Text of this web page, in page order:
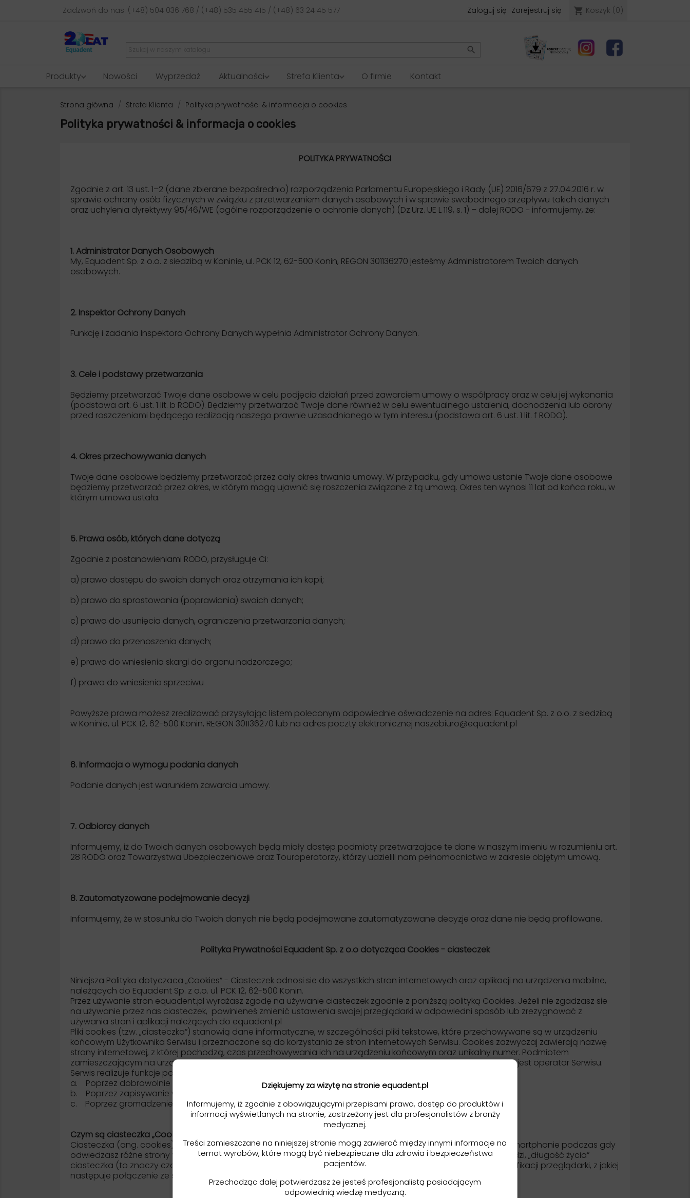
Zadzwoń do nas: (+48) 504 036 768 / (+48) 535 455 415 / (+48) 63 24 45 577 Zaloguj się Zarejestruj się shopping_cart Koszyk (0)

Produkty Nowości Wyprzedaż Aktualności Strefa Klienta O firmie Kontakt
Strona główna Strefa Klienta Polityka prywatności & informacja o cookies
Polityka prywatności & informacja o cookies
POLITYKA PRYWATNOŚCI
Zgodnie z art. 13 ust. 1–2 (dane zbierane bezpośrednio) rozporządzenia Parlamentu Europejskiego i Rady (UE) 2016/679 z 27.04.2016 r. w
sprawie ochrony osób fizycznych w związku z przetwarzaniem danych osobowych i w sprawie swobodnego przepływu takich danych
oraz uchylenia dyrektywy 95/46/WE (ogólne rozporządzenie o ochronie danych) (Dz.Urz. UE L 119, s. 1) – dalej RODO − informujemy, że:
1. Administrator Danych Osobowych
My, Equadent Sp. z o.o. z siedzibą w Koninie, ul. PCK 12, 62-500 Konin, REGON 301136270 jesteśmy Administratorem Twoich danych
osobowych.
2. Inspektor Ochrony Danych
Funkcję i zadania Inspektora Ochrony Danych wypełnia Administrator Ochrony Danych.
3. Cele i podstawy przetwarzania
Będziemy przetwarzać Twoje dane osobowe w celu podjęcia działań przed zawarciem umowy o współpracy oraz w celu jej wykonania
(podstawa art. 6 ust. 1 lit. b RODO). Będziemy przetwarzać Twoje dane również w celu ewentualnego ustalenia, dochodzenia lub obrony
przed roszczeniami będącego realizacją naszego prawnie uzasadnionego w tym interesu (podstawa art. 6 ust. 1 lit. f RODO).
4. Okres przechowywania danych
Twoje dane osobowe będziemy przetwarzać przez cały okres trwania umowy. W przypadku, gdy umowa ustanie Twoje dane osobowe
będziemy przetwarzać przez okres, w którym mogą ujawnić się roszczenia związane z tą umową. Okres ten wynosi 11 lat od końca roku, w
którym umowa ustała.
5. Prawa osób, których dane dotyczą
Zgodnie z postanowieniami RODO, przysługuje Ci:
a) prawo dostępu do swoich danych oraz otrzymania ich kopii;
b) prawo do sprostowania (poprawiania) swoich danych;
c) prawo do usunięcia danych, ograniczenia przetwarzania danych;
d) prawo do przenoszenia danych;
e) prawo do wniesienia skargi do organu nadzorczego;
f) prawo do wniesienia sprzeciwu
Powyższe prawa możesz zrealizować przysyłając listem poleconym odpowiednie oświadczenie na adres: Equadent Sp. z o.o. z siedzibą
w Koninie, ul. PCK 12, 62-500 Konin, REGON 301136270 lub na adres poczty elektronicznej naszebiuro@equadent.pl
6. Informacja o wymogu podania danych
Podanie danych jest warunkiem zawarcia umowy.
7. Odbiorcy danych
Informujemy, iż do Twoich danych osobowych będą miały dostęp podmioty przetwarzające te dane w naszym imieniu w rozumieniu art.
28 RODO oraz Towarzystwa Ubezpieczeniowe oraz Touroperatorzy, którzy udzielili nam pełnomocnictwa w zakresie objętym umową.
8. Zautomatyzowane podejmowanie decyzji
Informujemy, że w stosunku do Twoich danych nie będą podejmowane zautomatyzowane decyzje oraz dane nie będą profilowane.
Polityka Prywatności Equadent Sp. z o.o dotycząca Cookies - ciasteczek
Niniejsza Polityka dotyczaca „Cookies” - Ciasteczek odnosi sie do wszystkich stron internetowych oraz aplikacji na urządzenia mobilne,
należących do Equadent Sp. z o.o. ul. PCK 12, 62-500 Konin.
Przez używanie stron equadent.pl wyrażasz zgodę na używanie ciasteczek zgodnie z poniższą polityką Cookies. Jeżeli nie zgadzasz sie
na używanie przez nas ciasteczek, powinieneś zmienić ustawienia swojej przeglądarki w odpowiedni sposób lub zrezygnować z
używania stron i aplikacji należących do equadent.pl
Pliki cookies (tzw. „ciasteczka”) stanowią dane informatyczne, w szczególności pliki tekstowe, które przechowywane są w urządzeniu
końcowym Użytkownika Serwisu i przeznaczone są do korzystania ze stron internetowych Serwisu. Cookies zazwyczaj zawierają nazwę
strony internetowej, z której pochodzą, czas przechowywania ich na urządzeniu końcowym oraz unikalny numer. Podmiotem
zamieszczającym na urządzeniu końcowym Użytkownika Serwisu pliki cookies oraz uzyskującym do nich dostęp jest operator Serwisu.
Serwis realizuje funkcje pozyskiwania informacji o użytkownikach i ich zachowaniu w następujący sposób:
a. Poprzez dobrowolnie wprowadzone w formularzach informacje.
b. Poprzez zapisywanie w urządzeniach końcowych pliki cookie (tzw. "ciasteczka").
c. Poprzez gromadzenie logów serwera www
Czym są ciasteczka „Cookies”?
Ciasteczka (ang. cookies) to niewielkie pliki, zapisywane i przechowywane na Twoim komputerze, tablecie lub smartphonie podczas gdy
odwiedzasz różne strony w internecie. Ciasteczko zazwyczaj zawiera nazwę strony internetowej, z której pochodzi, „długość życia”
ciasteczka (to znaczy czas jego istnienia), oraz przypadkowo wygenerowany unikalny numer służący do identyfikacji przeglądarki, z jakiej
następuje połączenie ze strona internetowa.
Dziękujemy za wizytę na stronie equadent.pl
Informujemy, iż zgodnie z obowiązującymi przepisami prawa, dostęp do produktów i
informacji wyświetlanych na stronie, zastrzeżony jest dla profesjonalistów z branży
medycznej.
Treści zamieszczane na niniejszej stronie mogą zawierać między innymi informacje na
temat wyrobów, które mogą być niebezpieczne dla zdrowia i bezpieczeństwa
pacjentów.
Przechodząc dalej potwierdzasz że jesteś profesjonalistą posiadającym
odpowiednią wiedzę medyczną.